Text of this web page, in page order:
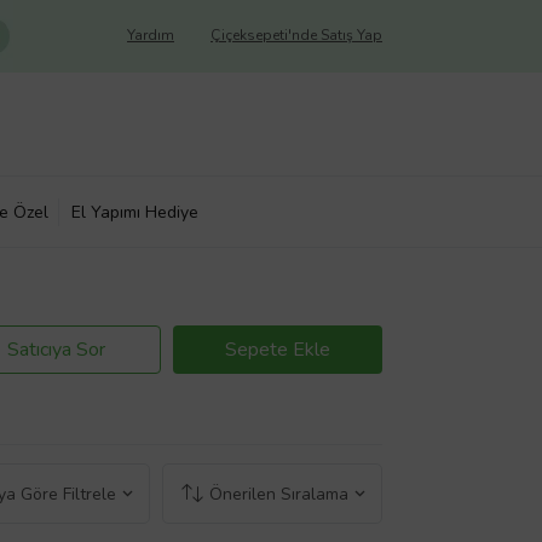
Çiçeksepeti'nde Satış Yap
Yardım
Özel El Yapımı Hediye
Satıcıya Sor Sepete Ekle
Göre Filtrele Önerilen Sıralama